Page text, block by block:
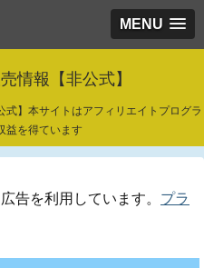
MENU
情報【非公式】
】本サイトはアフィリエイトプログラ
益を得ています
告を利用しています。 プラ